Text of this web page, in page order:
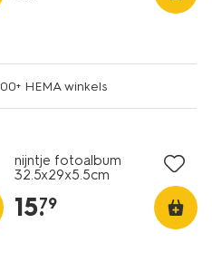
HEMA winkels
nijntje fotoalbum
32.5x29x5.5cm
15.
79